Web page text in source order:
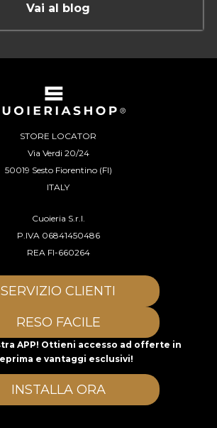
Vai al blog
STORE LOCATOR
Via Verdi 20/24
50019 Sesto Fiorentino (FI)
ITALY
Cuoieria S.r.l.
P.IVA 06841450486
REA FI-660264
SERVIZIO CLIENTI
RESO FACILE
APP! Ottieni accesso ad offerte in
e vantaggi esclusivi!
INSTALLA ORA